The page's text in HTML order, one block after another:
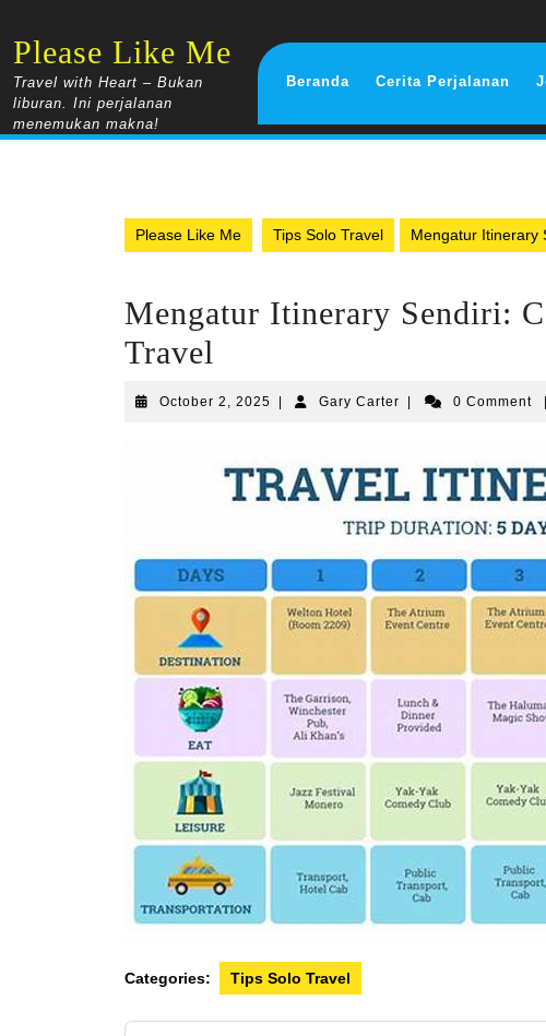
content
Please Like Me
Travel with Heart – Bukan
liburan. Ini perjalanan
menemukan makna!
Beranda Cerita Perjalanan
Please Like Me Tips Solo Travel Mengatur Itinerary
Mengatur Itinerary Sendiri:
Travel
October 2, 2025 OctoberGary Carter Gary
0 Comment
Categories: Tips Solo Travel